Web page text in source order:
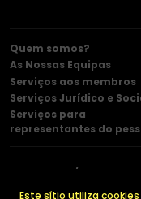
Quem somos?
As Nossas Equipas
Serviços aos membros
Serviços Jurídico e
Serviços para
representantes do
Política de
Este sítio utiliza